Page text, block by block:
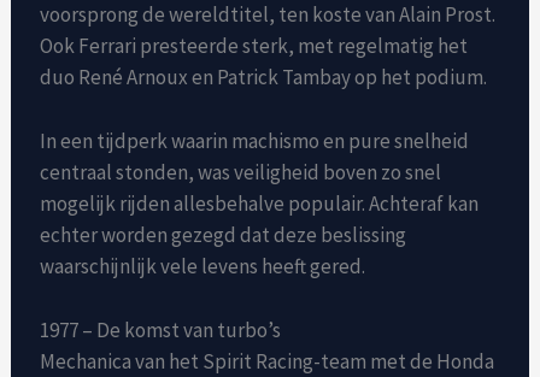
voorsprong de wereldtitel, ten koste van Alain Prost.
Ook Ferrari presteerde sterk, met regelmatig het
duo René Arnoux en Patrick Tambay op het podium.
In een tijdperk waarin machismo en pure snelheid
centraal stonden, was veiligheid boven zo snel
mogelijk rijden allesbehalve populair. Achteraf kan
echter worden gezegd dat deze beslissing
waarschijnlijk vele levens heeft gered.
1977 – De komst van turbo’s
Mechanica van het Spirit Racing-team met de Honda